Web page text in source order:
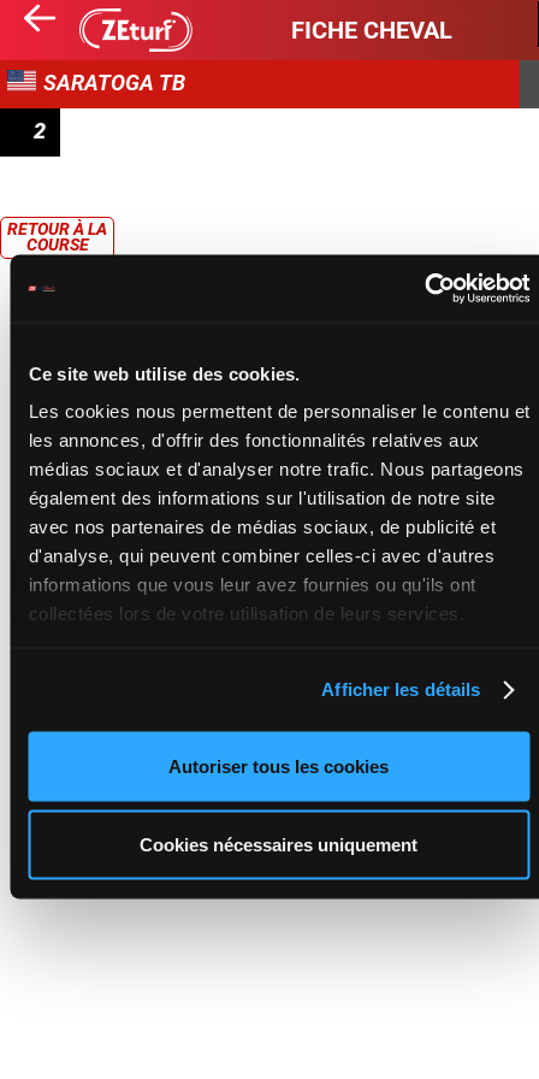
Ce site web utilise des cookies.
Les cookies nous permettent de personnaliser le contenu et
les annonces, d'offrir des fonctionnalités relatives aux
médias sociaux et d'analyser notre trafic. Nous partageons
également des informations sur l'utilisation de notre site
avec nos partenaires de médias sociaux, de publicité et
d'analyse, qui peuvent combiner celles-ci avec d'autres
informations que vous leur avez fournies ou qu'ils ont
collectées lors de votre utilisation de leurs services.
Afficher les détails
Autoriser tous les cookies
Cookies nécessaires uniquement
FICHE CHEVAL
SARATOGA TB
2
RETOUR À LA
COURSE